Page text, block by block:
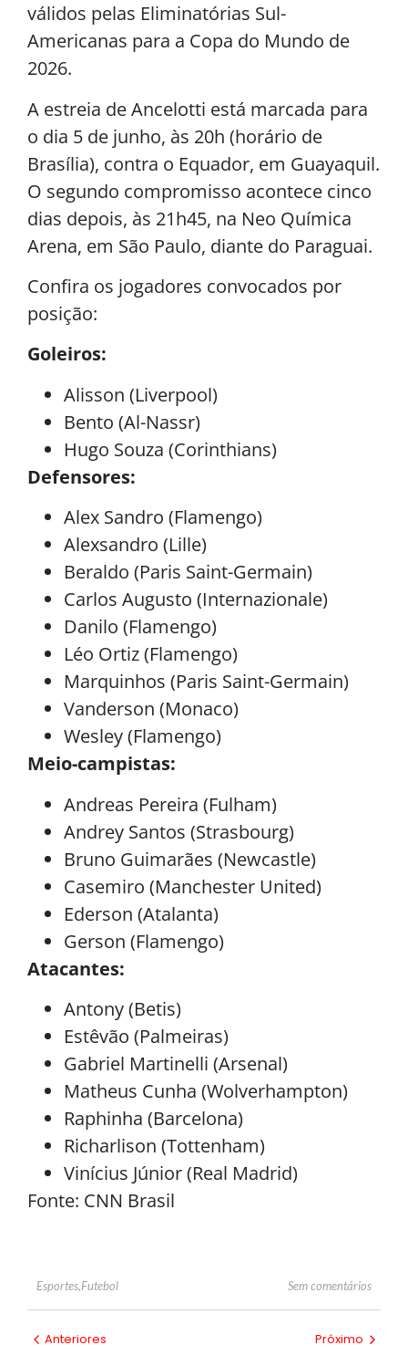
válidos pelas Eliminatórias Sul-
Americanas para a Copa do Mundo de
2026.
A estreia de Ancelotti está marcada para
o dia 5 de junho, às 20h (horário de
Brasília), contra o Equador, em Guayaquil.
O segundo compromisso acontece cinco
dias depois, às 21h45, na Neo Química
Arena, em São Paulo, diante do Paraguai.
Confira os jogadores convocados por
posição:
Goleiros:
Alisson (Liverpool)
Bento (Al-Nassr)
Hugo Souza (Corinthians)
Defensores:
Alex Sandro (Flamengo)
Alexsandro (Lille)
Beraldo (Paris Saint-Germain)
Carlos Augusto (Internazionale)
Danilo (Flamengo)
Léo Ortiz (Flamengo)
Marquinhos (Paris Saint-Germain)
Vanderson (Monaco)
Wesley (Flamengo)
Meio-campistas:
Andreas Pereira (Fulham)
Andrey Santos (Strasbourg)
Bruno Guimarães (Newcastle)
Casemiro (Manchester United)
Ederson (Atalanta)
Gerson (Flamengo)
Atacantes:
Antony (Betis)
Estêvão (Palmeiras)
Gabriel Martinelli (Arsenal)
Matheus Cunha (Wolverhampton)
Raphinha (Barcelona)
Richarlison (Tottenham)
Vinícius Júnior (Real Madrid)
Fonte: CNN Brasil
Esportes,Futebol Sem comentários
Anteriores Próximo